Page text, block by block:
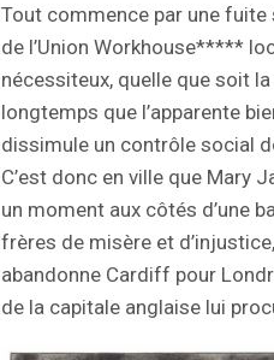
Tout commence par une fuite
de l’Union Workhouse*****
nécessiteux, quelle que soit
longtemps que l’apparente
dissimule un contrôle social
C’est donc en ville que Mary
un moment aux côtés d’une
frères de misère et
abandonne Cardiff pour
de la capitale anglaise lui